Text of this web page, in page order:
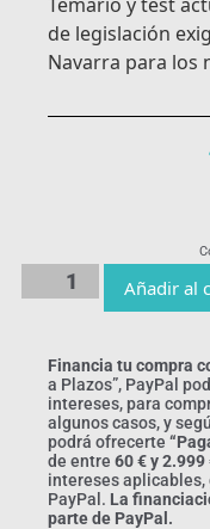
de legislación
Navarra para los
Añadir al
Financia tu compra
a Plazos”, PayPal
intereses, para
algunos casos, y
podrá ofrecerte
de entre 60 € y 2.999
intereses
PayPal. La
parte de PayPal.